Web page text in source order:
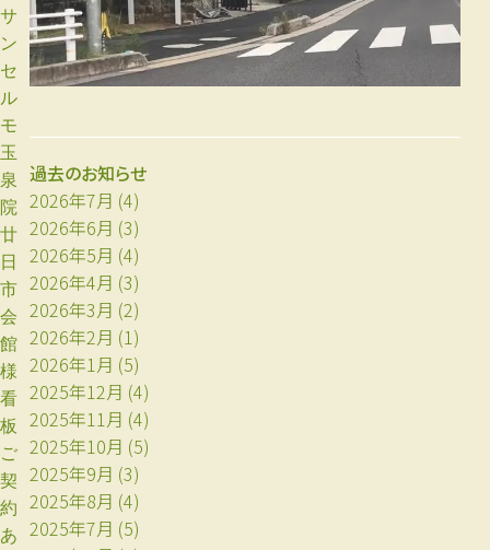
サ
ン
セ
ル
モ
玉
泉
院
廿
日
市
会
館
様
看
板
ご
契
約
あ
過去のお知らせ
2026年7月 (4)
2026年6月 (3)
2026年5月 (4)
2026年4月 (3)
2026年3月 (2)
2026年2月 (1)
2026年1月 (5)
2025年12月 (4)
2025年11月 (4)
2025年10月 (5)
2025年9月 (3)
2025年8月 (4)
2025年7月 (5)